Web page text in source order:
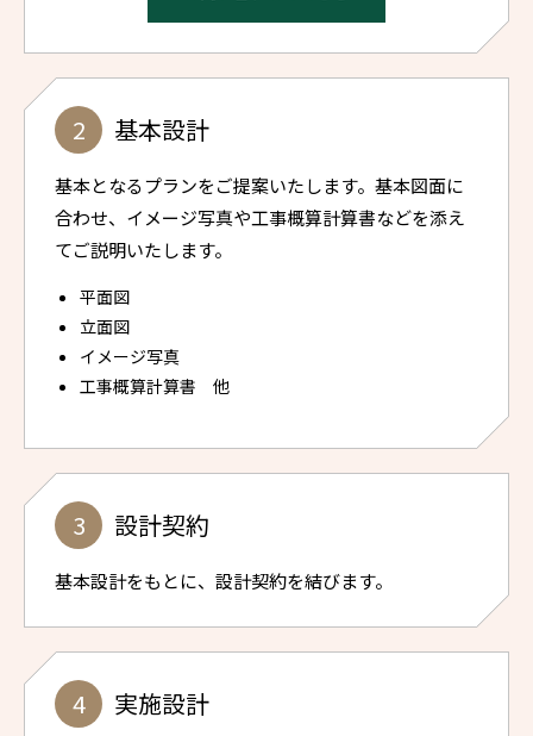
基本設計
基本となるプランをご提案いたします。基本図面に
合わせ、イメージ写真や工事概算計算書などを添え
てご説明いたします。
平面図
立面図
イメージ写真
工事概算計算書 他
設計契約
基本設計をもとに、設計契約を結びます。
実施設計